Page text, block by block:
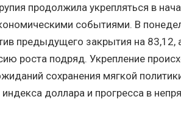
продолжила укрепляться в
событиями. В
предыдущего закрытия на 83,12,
роста подряд. Укрепление
сохранения мягкой
индекса доллара и прогресса в